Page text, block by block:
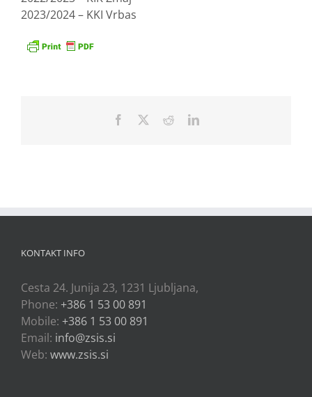
2023/2024 – KKI Vrbas
Facebook RedditLinkedIn
KONTAKT INFO
Cesta 24. Junija 23, 1231 Ljubljana,
Phone: +386 1 53 00 891
Mobile: +386 1 53 00 891
Email: info@zsis.si
Web: www.zsis.si